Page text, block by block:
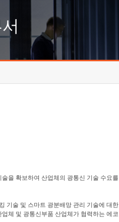
호남권연
기획본부
을 확보하여 산업체의 광통신 기술 수요
기술 및 스마트 광분배망 관리 기술에 대
체 및 광통신부품 산업체가 협력하는 에